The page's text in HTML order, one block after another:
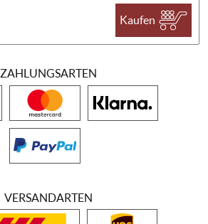
Kaufen
ZAHLUNGSARTEN
VERSANDARTEN